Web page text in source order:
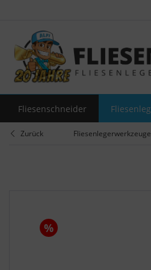
Fliesenschneider
Zurück Fliesenlegerwerkzeuge
%